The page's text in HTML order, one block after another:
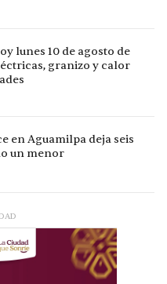
lunes 10 de agosto de
granizo y calor
en Aguamilpa deja seis
un menor